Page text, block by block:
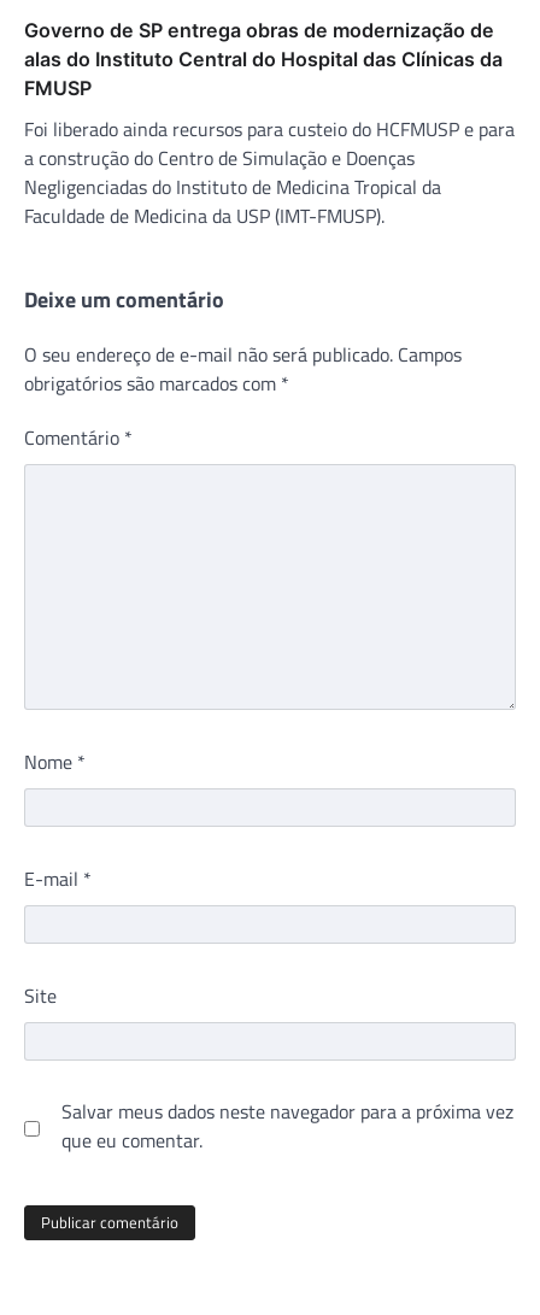
Governo de SP entrega obras de modernização de
alas do Instituto Central do Hospital das Clínicas da
FMUSP
Foi liberado ainda recursos para custeio do HCFMUSP e para
a construção do Centro de Simulação e Doenças
Negligenciadas do Instituto de Medicina Tropical da
Faculdade de Medicina da USP (IMT-FMUSP).
Deixe um comentário
O seu endereço de e-mail não será publicado. Campos
obrigatórios são marcados com *
Comentário *
Nome *
E-mail *
Site
Salvar meus dados neste navegador para a próxima vez
que eu comentar.